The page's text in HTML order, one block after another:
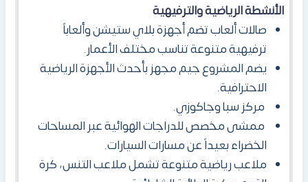
الأنشطة الرياضية والترفيهية
صالات ألعاب تضم أجهزة بلاي ستيشن وألعاباً
ترفيهية متنوعة تناسب مختلف الأعمار.
يضم المشروع جيم مجهز بأحدث الأجهزة الرياضية
الاحترافية.
مركز سبا وجاكوزي.
ممشى مخصص للدراجات الهوائية عبر المساحات
الخضراء بعيداً عن مسارات السيارات.
ملاعب رياضية متنوعة تشمل ملاعب التنس، كرة